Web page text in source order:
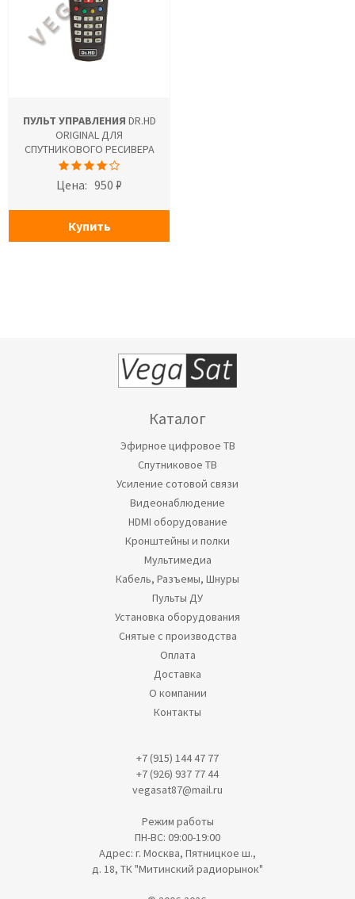
ПУЛЬТ УПРАВЛЕНИЯ DR.HD
ORIGINAL ДЛЯ
СПУТНИКОВОГО РЕСИВЕРА
Цена: 950 ₽
Купить
Каталог
Эфирное цифровое ТВ
Спутниковое ТВ
Усиление сотовой связи
Видеонаблюдение
HDMI оборудование
Кронштейны и полки
Мультимедиа
Кабель, Разъемы, Шнуры
Пульты ДУ
Установка оборудования
Снятые с производства
Оплата
Доставка
О компании
Контакты
+7 (915) 144 47 77
+7 (926) 937 77 44
vegasat87@mail.ru
Режим работы
ПН-ВС: 09:00-19:00
Адрес: г. Москва, Пятницкое ш.,
д. 18, ТК "Митинский радиорынок"